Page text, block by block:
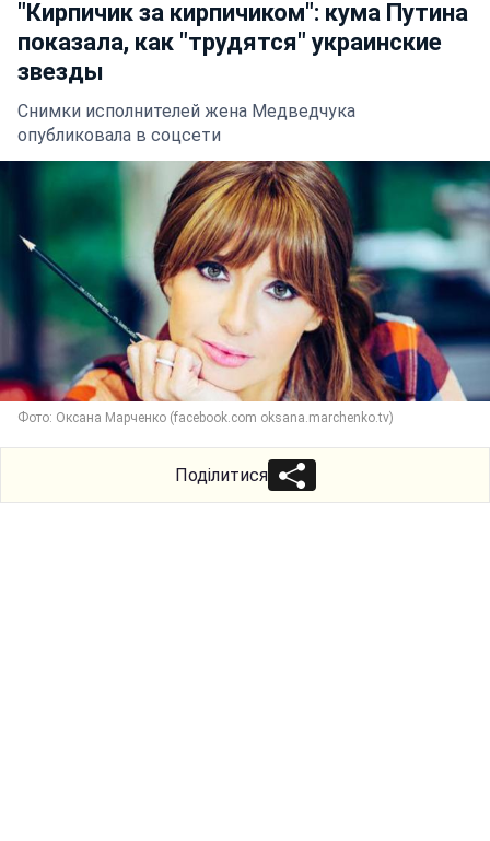
"Кирпичик за кирпичиком": кума Путина
показала, как "трудятся" украинские
звезды
Снимки исполнителей жена Медведчука
опубликовала в соцсети
Фото: Оксана Марченко (facebook.com oksana.marchenko.tv)
Поділитися